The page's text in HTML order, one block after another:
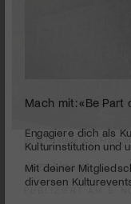
seconds
minutes,
arttv Festivaltipp:
Jazz Linard
Engagiere dich als
Kulturinstitution und
Mit deiner